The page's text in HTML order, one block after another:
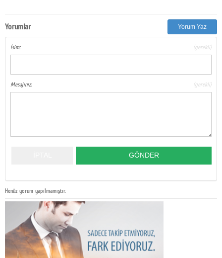
Yorumlar Yorum Yaz
İsim: (gerekli)
Mesajınız: (gerekli)
Henüz yorum yapılmamıştır.